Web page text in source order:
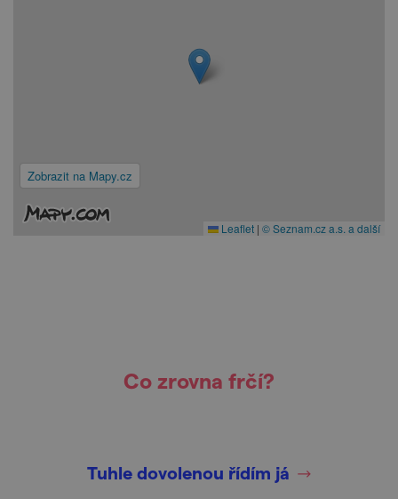
Zobrazit na Mapy.cz
Leaflet | © Seznam.cz a.s. a další
Co zrovna frčí?
Tuhle dovolenou řídím já